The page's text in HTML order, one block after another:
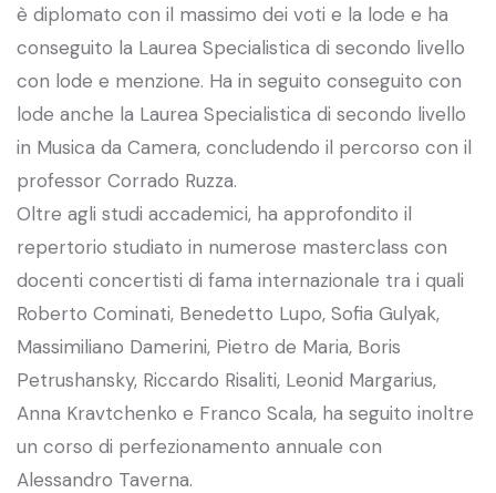
è diplomato con il massimo dei voti e la lode e ha
conseguito la Laurea Specialistica di secondo livello
con lode e menzione. Ha in seguito conseguito con
lode anche la Laurea Specialistica di secondo livello
in Musica da Camera, concludendo il percorso con il
professor Corrado Ruzza.
Oltre agli studi accademici, ha approfondito il
repertorio studiato in numerose masterclass con
docenti concertisti di fama internazionale tra i quali
Roberto Cominati, Benedetto Lupo, Sofia Gulyak,
Massimiliano Damerini, Pietro de Maria, Boris
Petrushansky, Riccardo Risaliti, Leonid Margarius,
Anna Kravtchenko e Franco Scala, ha seguito inoltre
un corso di perfezionamento annuale con
Alessandro Taverna.